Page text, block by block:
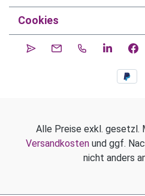
Cookies
Alle Preise exkl. gesetzl.
Versandkosten und ggf.
nicht anders